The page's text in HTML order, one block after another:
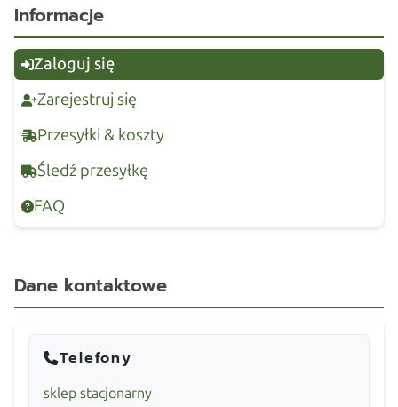
Informacje
Zaloguj się
Zarejestruj się
Przesyłki & koszty
Śledź przesyłkę
FAQ
Dane kontaktowe
Telefony
sklep stacjonarny